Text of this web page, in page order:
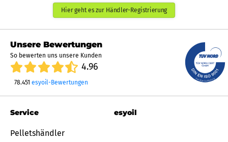
Hier geht es zur Händler-Registrierung
Unsere Bewertungen
So bewerten uns unsere Kunden
4.96
78.451 esyoil-Bewertungen
Service
Pelletshändler
esyoil